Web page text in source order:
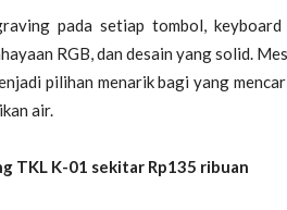
pada setiap tombol,
RGB, dan desain yang solid.
pilihan menarik bagi yang
air.
TKL K-01 sekitar Rp135 ribuan